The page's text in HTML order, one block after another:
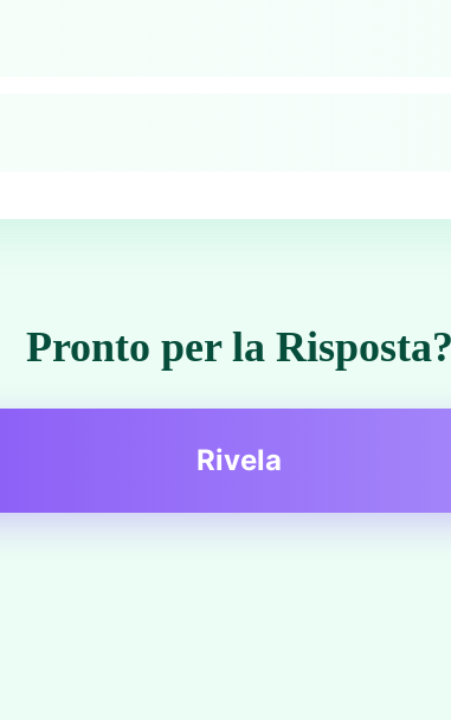
Pronto per la Risposta?
Rivela